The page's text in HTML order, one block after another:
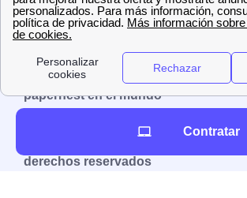
Sobre Zona-internet.com
¿Quiénes somos?
El grupo papernest
Aviso legal Nuestras
papernest en el mundo
Reino Unido
derechos reservados
Contratar